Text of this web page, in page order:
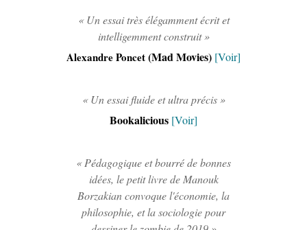
« Un essai très élégamment écrit et
intelligemment construit »
Alexandre Poncet(Mad Movies) [Voir]
« Un essai fluide et ultra précis »
Bookalicious [Voir]
« Pédagogique et bourré de bonnes
idées, le petit livre de Manouk
Borzakian convoque l'économie, la
philosophie, et la sociologie pour